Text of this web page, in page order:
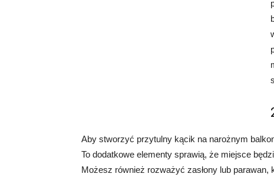
Aby stworzyć przytulny kącik na narożnym
To dodatkowe elementy sprawią, że miejsce
Możesz również rozważyć zasłony lub